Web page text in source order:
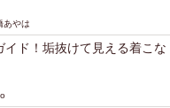
あやは
ド！垢抜けて見える着こな